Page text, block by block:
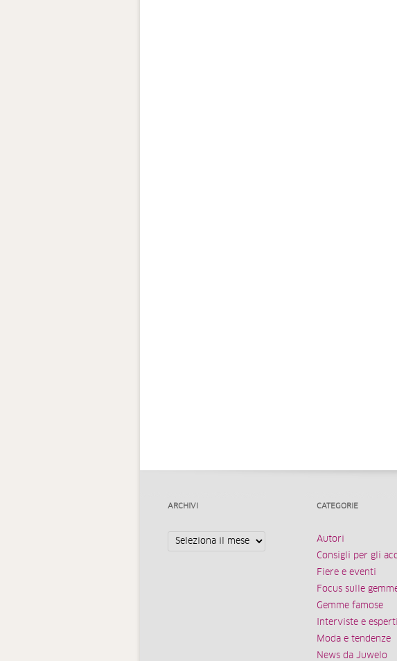
ARCHIVI
Archivi
CATEGORIE
Autori
Consigli per gli
Fiere e eventi
Focus sulle
Gemme famose
Interviste e esperti
Moda e tendenze
News da Juwelo